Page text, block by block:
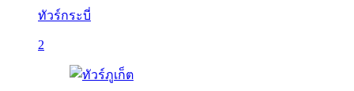
ทัวร์กระบี่
2